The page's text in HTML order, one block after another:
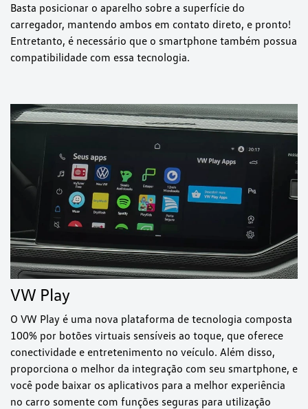
Basta posicionar o aparelho sobre a superfície do
carregador, mantendo ambos em contato direto, e pronto!
Entretanto, é necessário que o smartphone também possua
compatibilidade com essa tecnologia.
VW Play
O VW Play é uma nova plataforma de tecnologia composta
100% por botões virtuais sensíveis ao toque, que oferece
conectividade e entretenimento no veículo. Além disso,
proporciona o melhor da integração com seu smartphone, e
você pode baixar os aplicativos para a melhor experiência
no carro somente com funções seguras para utilização